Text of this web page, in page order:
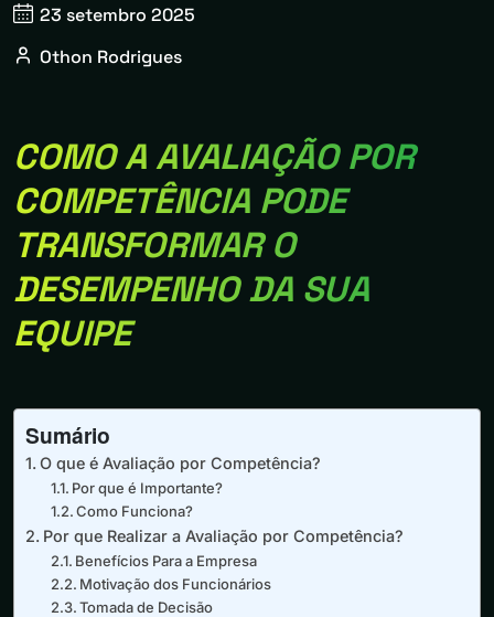
23 setembro 2025
Othon Rodrigues
COMO A AVALIAÇÃO POR
COMPETÊNCIA PODE
TRANSFORMAR O
DESEMPENHO DA SUA
EQUIPE
Sumário
O que é Avaliação por Competência?
Por que é Importante?
Como Funciona?
Por que Realizar a Avaliação por Competência?
Benefícios Para a Empresa
Motivação dos Funcionários
Tomada de Decisão